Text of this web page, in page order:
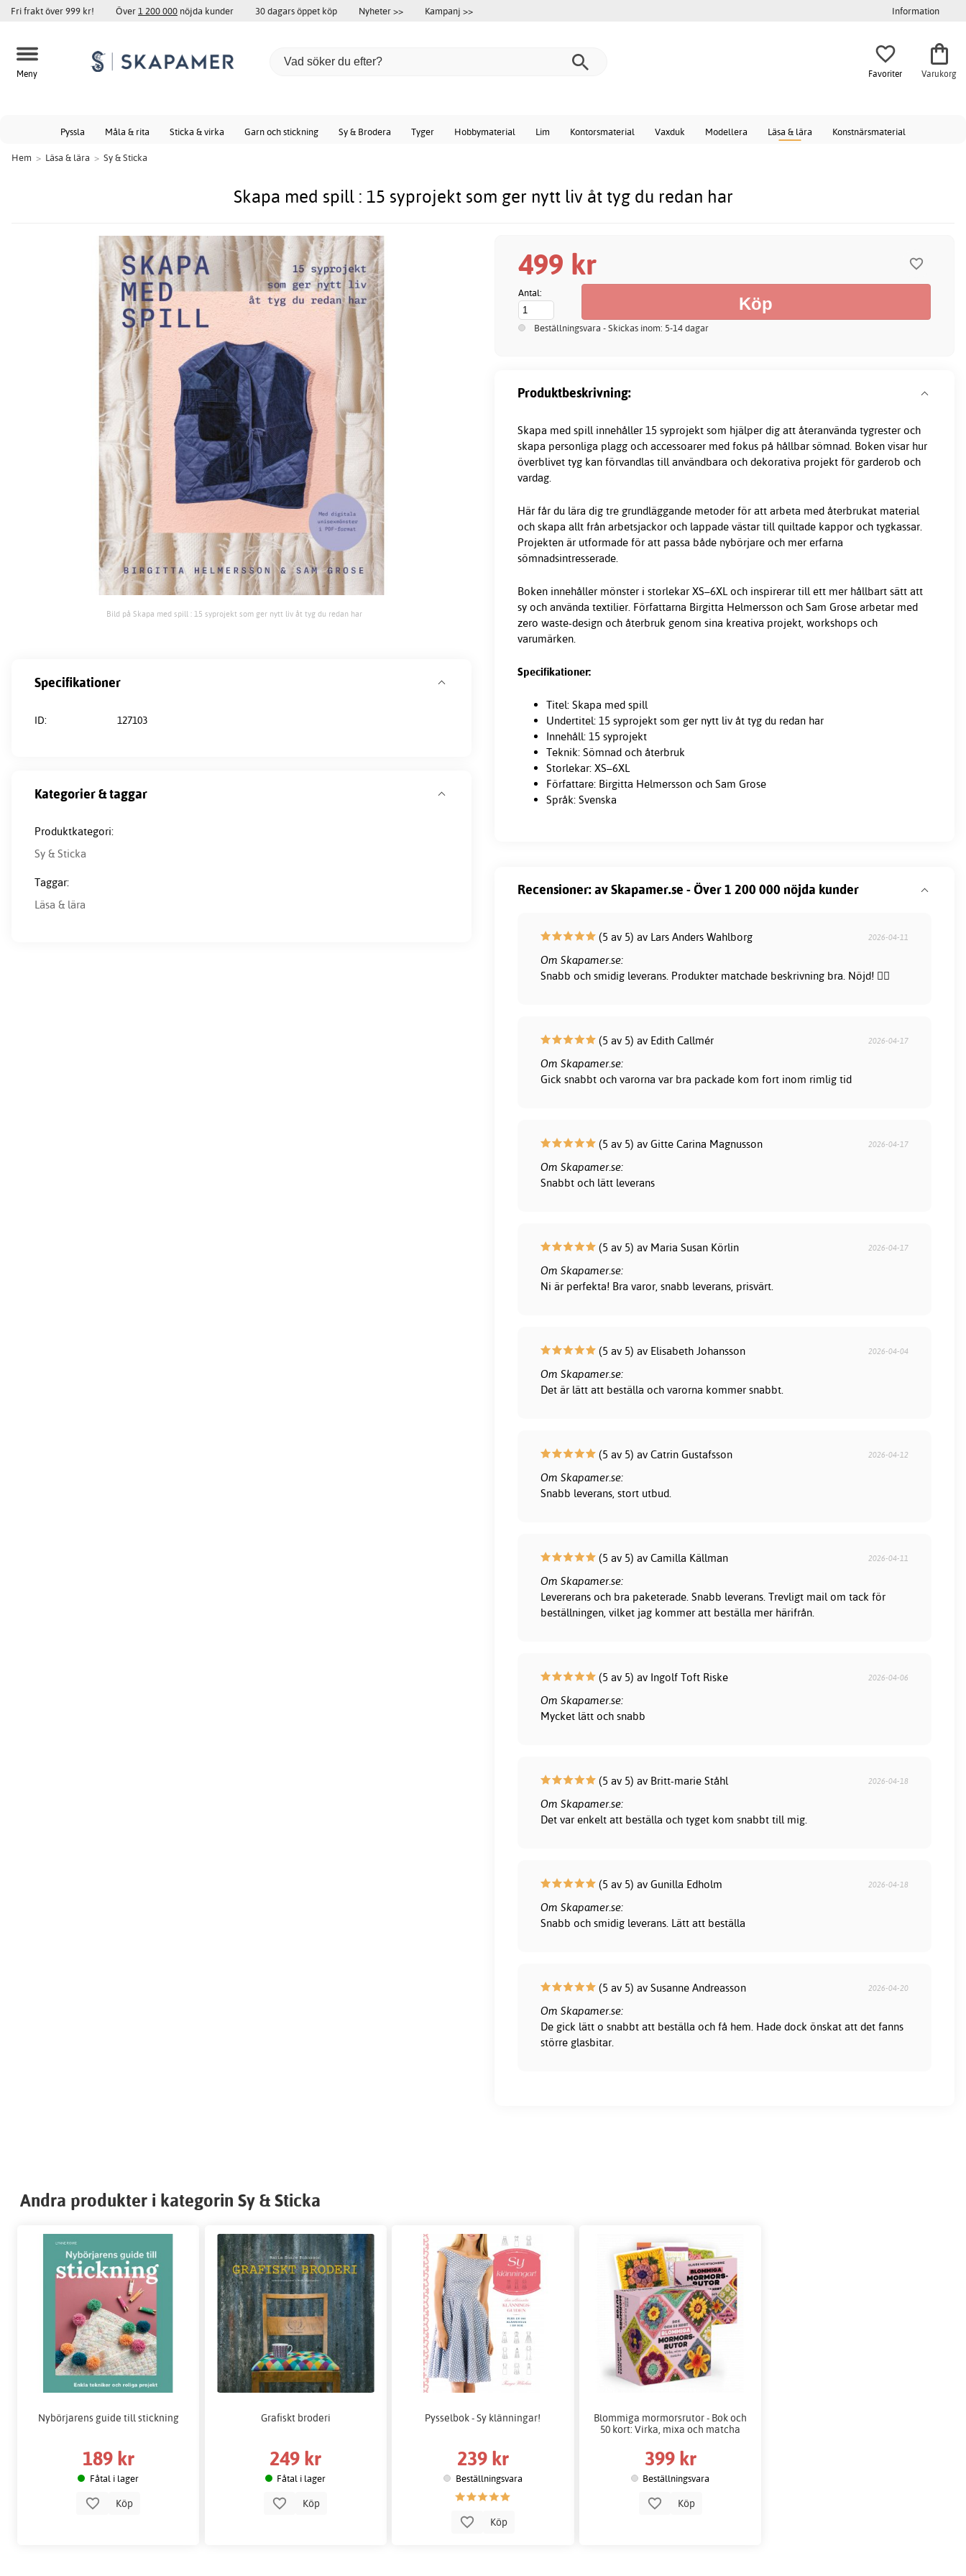
Fri frakt över 999 kr! Över1 200 000 nöjda kunder 30 dagars öppet köp Nyheter >> Kampanj >> Information
Meny Favoriter Varukorg
Pyssla Måla & rita Sticka & virka Garn och stickning Sy & Brodera Tyger Hobbymaterial Lim Kontorsmaterial Vaxduk Modellera Läsa & lära Konstnärsmaterial
Hem > Läsa & lära > Sy & Sticka
Skapa med spill : 15 syprojekt som ger nytt liv åt tyg du redan har
Bild på Skapa med spill : 15 syprojekt som ger nytt liv åt tyg du redan har
499 kr
Antal:
Beställningsvara - Skickas inom: 5-14 dagar
Produktbeskrivning:
Skapa med spill innehåller 15 syprojekt som hjälper dig att återanvända tygrester och
skapa personliga plagg och accessoarer med fokus på hållbar sömnad. Boken visar hur
överblivet tyg kan förvandlas till användbara och dekorativa projekt för garderob och
vardag.
Här får du lära dig tre grundläggande metoder för att arbeta med återbrukat material
och skapa allt från arbetsjackor och lappade västar till quiltade kappor och tygkassar.
Projekten är utformade för att passa både nybörjare och mer erfarna
sömnadsintresserade.
Boken innehåller mönster i storlekar XS–6XL och inspirerar till ett mer hållbart sätt att
sy och använda textilier. Författarna Birgitta Helmersson och Sam Grose arbetar med
zero waste-design och återbruk genom sina kreativa projekt, workshops och
varumärken.
Specifikationer:
Titel: Skapa med spill
Undertitel: 15 syprojekt som ger nytt liv åt tyg du redan har
Innehåll: 15 syprojekt
Teknik: Sömnad och återbruk
Storlekar: XS–6XL
Författare: Birgitta Helmersson och Sam Grose
Språk: Svenska
Specifikationer
ID: 127103
Kategorier & taggar
Produktkategori:
Sy & Sticka
Taggar:
Läsa & lära
Recensioner: av Skapamer.se - Över 1 200 000 nöjda kunder
(5 av 5) av Lars Anders Wahlborg 2026-04-11
Om Skapamer.se:
Snabb och smidig leverans. Produkter matchade beskrivning bra. Nöjd! 👍🏻
(5 av 5) av Edith Callmér 2026-04-17
Om Skapamer.se:
Gick snabbt och varorna var bra packade kom fort inom rimlig tid
(5 av 5) av Gitte Carina Magnusson 2026-04-17
Om Skapamer.se:
Snabbt och lätt leverans
(5 av 5) av Maria Susan Körlin 2026-04-17
Om Skapamer.se:
Ni är perfekta! Bra varor, snabb leverans, prisvärt.
(5 av 5) av Elisabeth Johansson 2026-04-04
Om Skapamer.se:
Det är lätt att beställa och varorna kommer snabbt.
(5 av 5) av Catrin Gustafsson 2026-04-12
Om Skapamer.se:
Snabb leverans, stort utbud.
(5 av 5) av Camilla Källman 2026-04-11
Om Skapamer.se:
Levererans och bra paketerade. Snabb leverans. Trevligt mail om tack för
beställningen, vilket jag kommer att beställa mer härifrån.
(5 av 5) av Ingolf Toft Riske 2026-04-06
Om Skapamer.se:
Mycket lätt och snabb
(5 av 5) av Britt-marie Ståhl 2026-04-18
Om Skapamer.se:
Det var enkelt att beställa och tyget kom snabbt till mig.
(5 av 5) av Gunilla Edholm 2026-04-18
Om Skapamer.se:
Snabb och smidig leverans. Lätt att beställa
(5 av 5) av Susanne Andreasson 2026-04-20
Om Skapamer.se:
De gick lätt o snabbt att beställa och få hem. Hade dock önskat att det fanns
större glasbitar.
Andra produkter i kategorin Sy & Sticka
Nybörjarens guide till stickning
189 kr
Fåtal i lager
Köp
Grafiskt broderi
249 kr
Fåtal i lager
Köp
Pysselbok - Sy klänningar!
239 kr
Beställningsvara
Köp
Blommiga mormorsrutor - Bok och
50 kort: Virka, mixa och matcha
399 kr
Beställningsvara
Köp